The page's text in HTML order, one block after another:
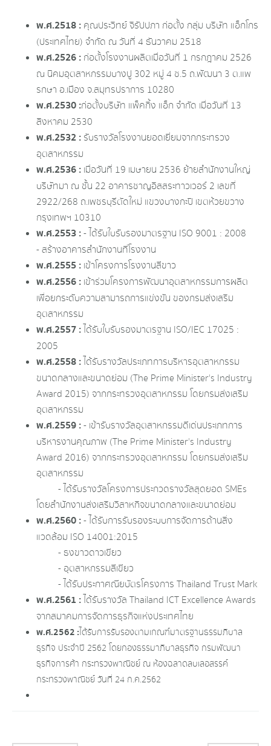
พ.ศ.2518 : คุณประวิทย์ จิรัปปภา ก่อตั้ง กลุ่ม บริษัท แอ็กโกร
(ประเทศไทย) จำกัด ณ วันที่ 4 ธันวาคม 2518
พ.ศ.2526 : ก่อตั้งโรงงานผลิตเมื่อวันที่ 1 กรกฎาคม 2526
ณ นิคมอุตสาหกรรมบางปู 302 หมู่ 4 ซ.5 ถ.พัฒนา 3 ต.แพ
รกษา อ.เมือง จ.สมุทรปราการ 10280
พ.ศ.2530 :ก่อตั้งบริษัท แพ็คกิ้ง แอ็ก จำกัด เมื่อวันที่ 13
สิงหาคม 2530
พ.ศ.2532 : รับรางวัลโรงงานยอดเยี่ยมจากกระทรวง
อุตสาหกรรม
พ.ศ.2536 : เมื่อวันที่ 19 เมษายน 2536 ย้ายสำนักงานใหญ่
บริษัทมา ณ ชั้น 22 อาคารชาญอิสสระทาวเวอร์ 2 เลขที่
2922/268 ถ.เพชรบุรีตัดใหม่ แขวงบางกะปิ เขตห้วยขวาง
กรุงเทพฯ 10310
พ.ศ.2553 :- ได้รับใบรับรองมาตรฐาน ISO 9001 : 2008
- สร้างอาคารสำนักงานที่โรงงาน
พ.ศ.2555 : เข้าโครงการโรงงานสีขาว
พ.ศ.2556 : เข้าร่วมโครงการพัฒนาอุตสาหกรรมการผลิต
เพื่อยกระดับความสามารถการแข่งขัน ของกรมส่งเสริม
อุตสาหกรรม
พ.ศ.2557 : ได้รับใบรับรองมาตรฐาน ISO/IEC 17025 :
2005
พ.ศ.2558 : ได้รับรางวัลประเภทการบริหารอุตสาหกรรม
ขนาดกลางและขนาดย่อม (The Prime Minister's Industry
Award 2015) จากกระทรวงอุตสาหกรรม โดยกรมส่งเสริม
อุตสาหกรรม
พ.ศ.2559 :- เข้ารับรางวัลอุตสาหกรรมดีเด่นประเภทการ
บริหารงานคุณภาพ (The Prime Minister's Industry
Award 2016) จากกระทรวงอุตสาหกรรม โดยกรมส่งเสริม
อุตสาหกรรม
- ได้รับรางวัลโครงการประกวดรางวัลสุดยอด SMEs
โดยสำนักงานส่งเสริมวิสาหกิจขนาดกลางและขนาดย่อม
พ.ศ.2560 :- ได้รับการรับรองระบบการจัดการด้านสิ่ง
แวดล้อม ISO 14001:2015
- ธงขาวดาวเขียว
- อุตสาหกรรมสีเขียว
- ได้รับประกาศณียบัตรโครงการ Thailand Trust Mark
พ.ศ.2561 : ได้รับรางวัล Thailand ICT Excellence Awards
จากสมาคมการจัดการธุรกิจแห่งประเทศไทย
พ.ศ.2562 :ได้รับการรับรองตามเกณฑ์มาตรฐานธรรมภิบาล
ธุรกิจ ประจำปี 2562 โดยกองธรรมาภิบาลธุรกิจ กรมพัฒนา
ธุรกิจการค้า กระทรวงพาณิชย์ ณ ห้องฉลาดลบเลอสรรค์
กระทรวงพาณิชย์ วันที่ 24 ก.ค.2562